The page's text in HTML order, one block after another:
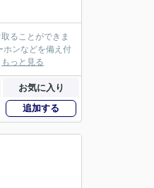
ることができま
ホンなどを備え付
もっと見る
お気に入り
追加する